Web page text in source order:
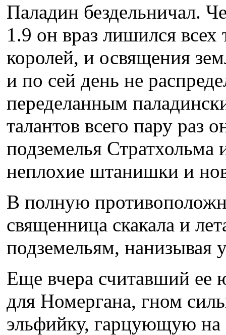
Паладин бездельничал.
1.9 он враз лишился
королей, и освящения
и по сей день не
переделанным
талантов всего пару раз
подземелья
неплохие штанишки и
В полную
священница скакала и
подземельям, нанизывая
Еще вчера считавший ее
для Номергана, гном
эльфийку, гарцующую на